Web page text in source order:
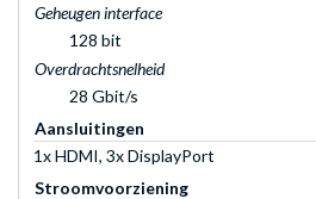
Geheugen interface
128 bit
Overdrachtsnelheid
28 Gbit/s
Aansluitingen
1x HDMI, 3x DisplayPort
Stroomvoorziening